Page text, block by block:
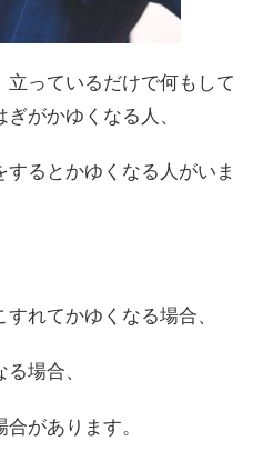
っているだけで何もして
がかゆくなる人、
るとかゆくなる人がいま
れてかゆくなる場合、
場合、
があります。